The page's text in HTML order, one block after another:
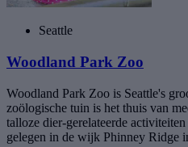
Seattle
Woodland Park Zoo
Woodland Park Zoo is Seattle's
zoölogische tuin is het thuis van
talloze dier-gerelateerde
gelegen in de wijk Phinney Ridge